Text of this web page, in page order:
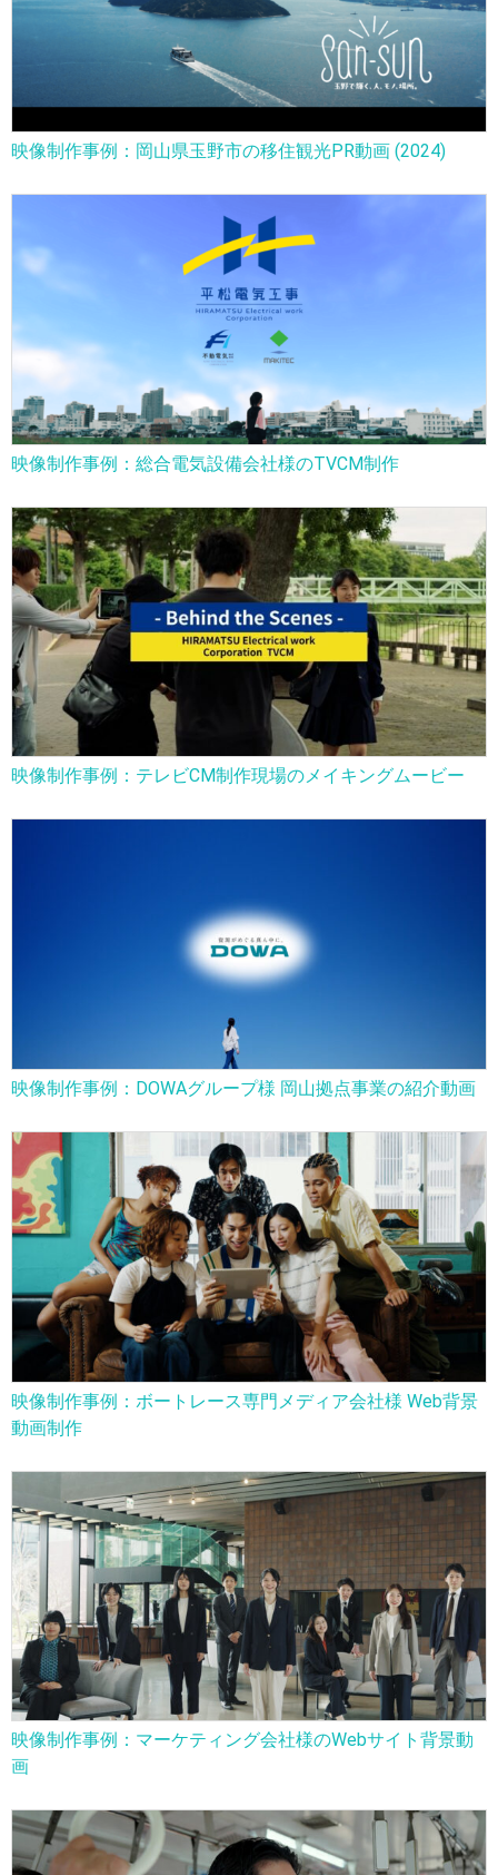
映像制作事例：岡山県玉野市の移住観光PR動画 (2024)
映像制作事例：総合電気設備会社様のTVCM制作
映像制作事例：テレビCM制作現場のメイキングムービー
映像制作事例：DOWAグループ様 岡山拠点事業の紹介動画
映像制作事例：ボートレース専門メディア会社様 Web背景
動画制作
映像制作事例：マーケティング会社様のWebサイト背景動
画